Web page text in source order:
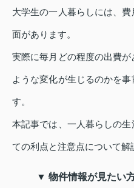
大学生の一人暮らしには、
面があります。
実際に毎月どの程度の出費
ような変化が生じるのかを
す。
本記事では、一人暮らしの
ての利点と注意点について解
▼ 物件情報が見たい